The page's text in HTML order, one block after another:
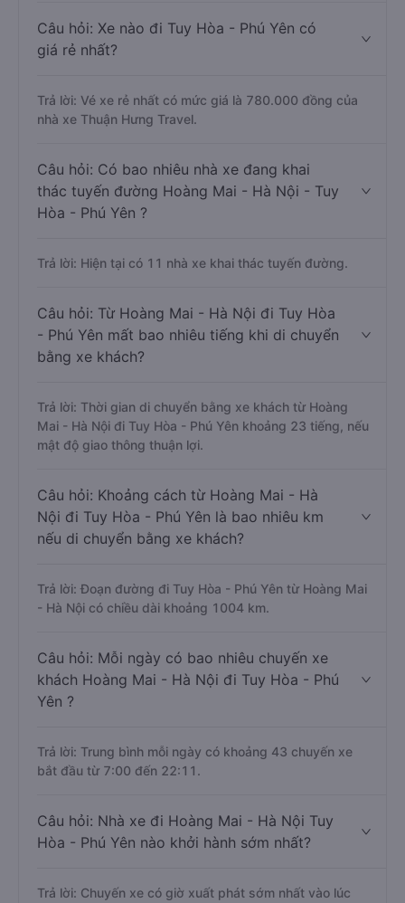
Câu hỏi: Xe nào đi Tuy Hòa - Phú Yên có
giá rẻ nhất?
Trả lời: Vé xe rẻ nhất có mức giá là 780.000 đồng của
nhà xe Thuận Hưng Travel.
Câu hỏi: Có bao nhiêu nhà xe đang khai
thác tuyến đường Hoàng Mai - Hà Nội - Tuy
Hòa - Phú Yên ?
Trả lời: Hiện tại có 11 nhà xe khai thác tuyến đường.
Câu hỏi: Từ Hoàng Mai - Hà Nội đi Tuy Hòa
- Phú Yên mất bao nhiêu tiếng khi di chuyển
bằng xe khách?
Trả lời: Thời gian di chuyển bằng xe khách từ Hoàng
Mai - Hà Nội đi Tuy Hòa - Phú Yên khoảng 23 tiếng, nếu
mật độ giao thông thuận lợi.
Câu hỏi: Khoảng cách từ Hoàng Mai - Hà
Nội đi Tuy Hòa - Phú Yên là bao nhiêu km
nếu di chuyển bằng xe khách?
Trả lời: Đoạn đường đi Tuy Hòa - Phú Yên từ Hoàng Mai
- Hà Nội có chiều dài khoảng 1004 km.
Câu hỏi: Mỗi ngày có bao nhiêu chuyến xe
khách Hoàng Mai - Hà Nội đi Tuy Hòa - Phú
Yên ?
Trả lời: Trung bình mỗi ngày có khoảng 43 chuyến xe
bắt đầu từ 7:00 đến 22:11.
Câu hỏi: Nhà xe đi Hoàng Mai - Hà Nội Tuy
Hòa - Phú Yên nào khởi hành sớm nhất?
Trả lời: Chuyến xe có giờ xuất phát sớm nhất vào lúc